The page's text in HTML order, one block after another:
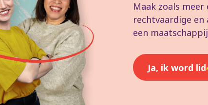
Maak zoals meer
rechtvaardige
een
Ja, ik word lid